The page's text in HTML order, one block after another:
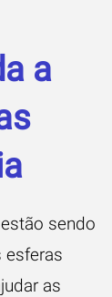
a
sendo
esferas
as